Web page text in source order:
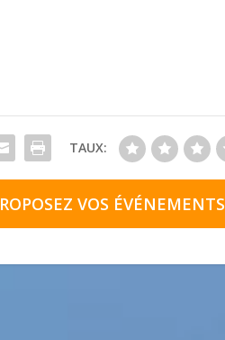
TAUX:
VOS ÉVÉNEMENTS